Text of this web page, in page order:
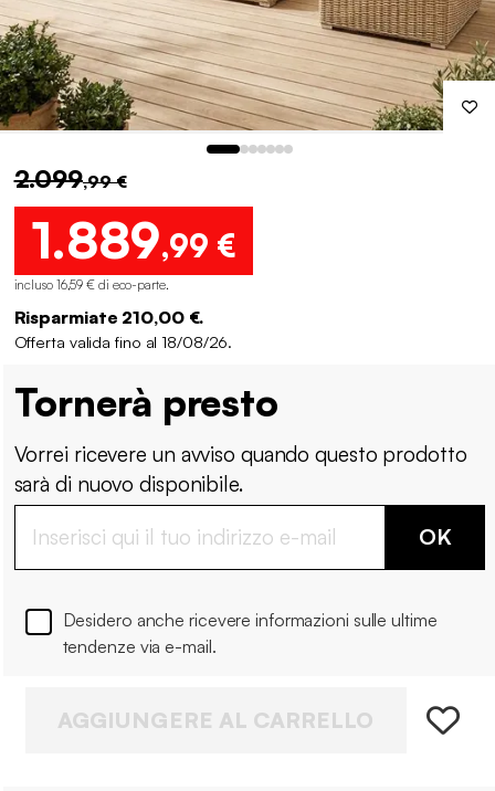
2.099,99 €
1.889,99 €
incluso 16,59 € di eco-parte.
Risparmiate 210,00 €.
Offerta valida fino al 18/08/26.
Tornerà presto
Vorrei ricevere un avviso quando questo prodotto
sarà di nuovo disponibile.
OK
Desidero anche ricevere informazioni sulle ultime
tendenze via e-mail.
AGGIUNGERE AL CARRELLO